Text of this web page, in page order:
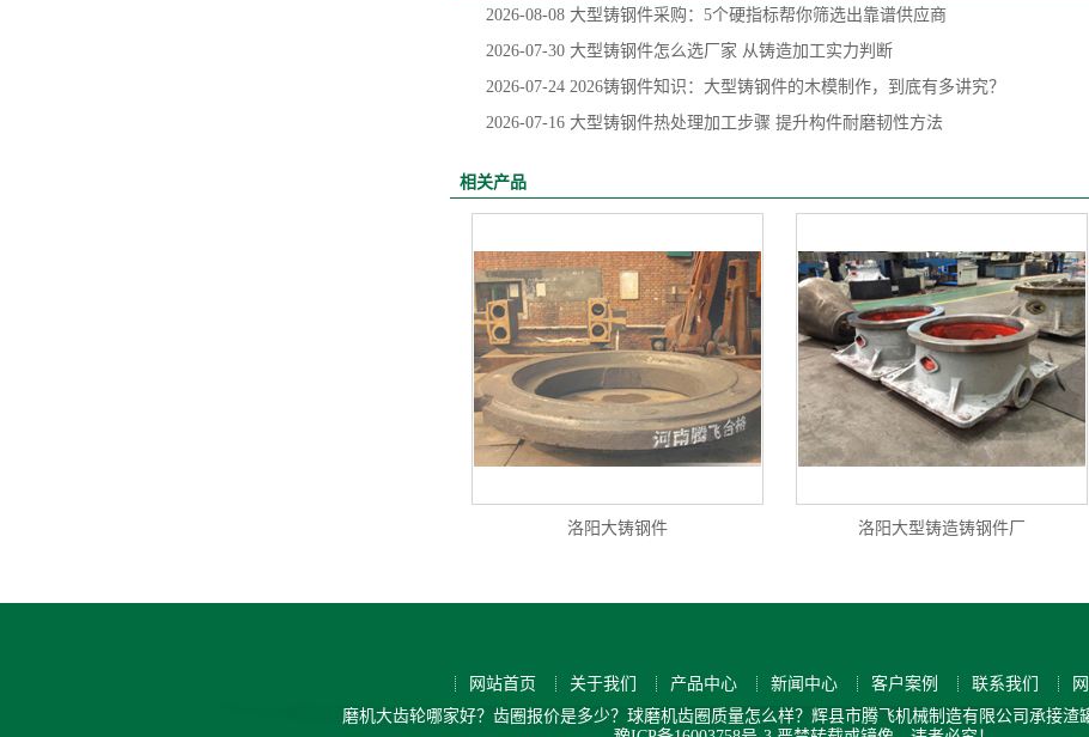
2026-08-08 大型铸钢件采购：5个硬指标帮你筛选出靠谱供应商
2026-07-30 大型铸钢件怎么选厂家 从铸造加工实力判断
2026-07-24 2026铸钢件知识：大型铸钢件的木模制作，到底有多讲究？
2026-07-16 大型铸钢件热处理加工步骤 提升构件耐磨韧性方法
相关产品
洛阳大铸钢件 洛阳大型铸造铸钢件厂
网站首页 关于我们 产品中心 新闻中心 客户案例 联系我们
磨机大齿轮哪家好？齿圈报价是多少？球磨机齿圈质量怎么样？辉县市腾飞机械制造有限公司承接渣